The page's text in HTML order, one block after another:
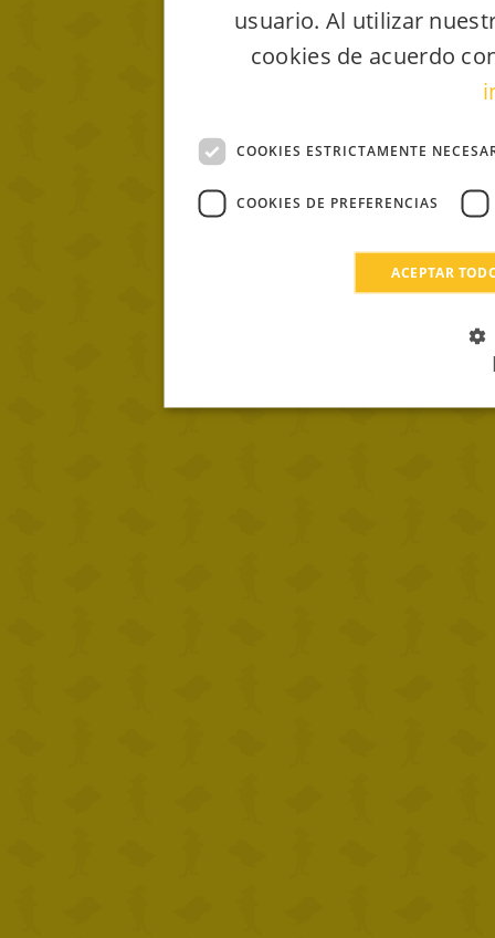
usuario. Al utilizar
cookies de acuerdo
COOKIES ESTRICTAMENTE
COOKIES DE PREFERENCIAS
ACEPTAR